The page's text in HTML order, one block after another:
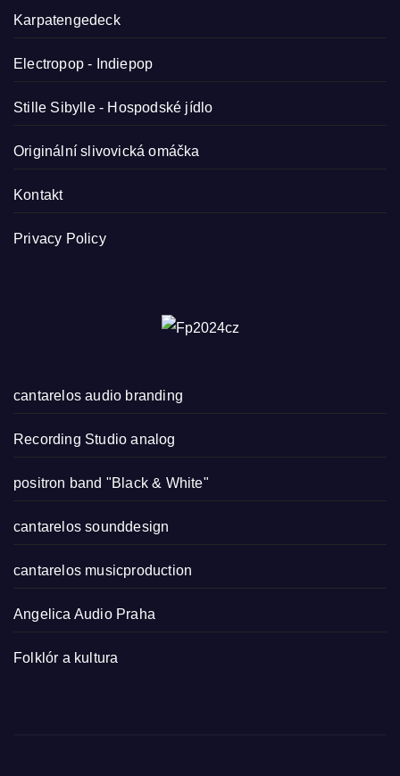
Karpatengedeck
Electropop - Indiepop
Stille Sibylle - Hospodské jídlo
Originální slivovická omáčka
Kontakt
Privacy Policy
cantarelos audio branding
Recording Studio analog
positron band "Black & White"
cantarelos sounddesign
cantarelos musicproduction
Angelica Audio Praha
Folklór a kultura